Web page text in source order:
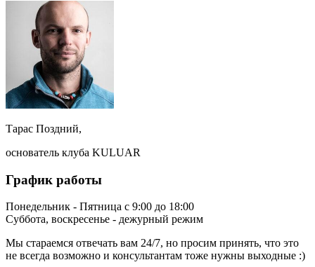
Тарас Поздний,
основатель клуба KULUAR
График работы
Понедельник - Пятница с 9:00 до 18:00
Суббота, воскресенье - дежурный режим
Мы стараемся отвечать вам 24/7, но просим принять, что это
не всегда возможно и консультантам тоже нужны выходные :)